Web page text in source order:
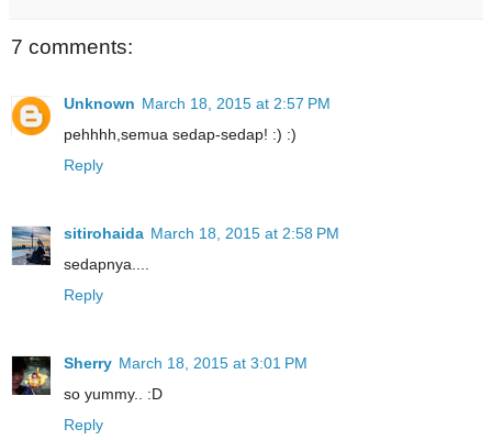
7 comments:
Unknown March 18, 2015 at 2:57 PM
pehhhh,semua sedap-sedap! :) :)
Reply
sitirohaida March 18, 2015 at 2:58 PM
sedapnya....
Reply
Sherry March 18, 2015 at 3:01 PM
so yummy.. :D
Reply